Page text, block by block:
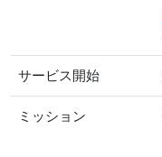
サービス開始
ミッション